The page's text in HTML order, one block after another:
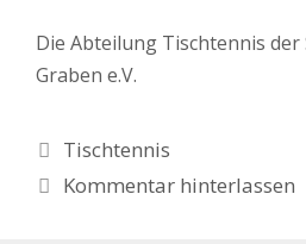
Die Abteilung Tischtennis
Graben e.V.
Kategorien
Tischtennis
Kommentar hinterlassen